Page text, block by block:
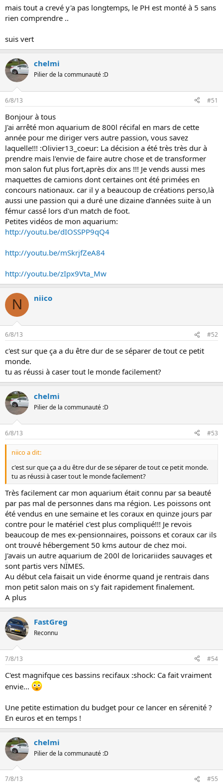
et non elles se mangent pas lol
mais tout a crevé y'a pas longtemps, le PH est monté à 5 sans
rien comprendre ..
suis vert
chelmi
Pilier de la communauté :D
6/8/13 #51
Bonjour à tous
J'ai arrêté mon aquarium de 800l récifal en mars de cette
année pour me diriger vers autre passion, vous savez
laquelle!!! :Olivier13_coeur: La décision a été très très dur à
prendre mais l'envie de faire autre chose et de transformer
mon salon fut plus fort,après dix ans !!! Je vends aussi mes
maquettes de camions dont certaines ont été primées en
concours nationaux. car il y a beaucoup de créations perso,là
aussi une passion qui a duré une dizaine d'années suite à un
fémur cassé lors d'un match de foot.
Petites vidéos de mon aquarium:
http://youtu.be/dIOSSPP9qQ4
http://youtu.be/mSkrjfZeA84
http://youtu.be/zIpx9Vta_Mw
N niico
6/8/13 #52
c'est sur que ça a du être dur de se séparer de tout ce petit
monde.
tu as réussi à caser tout le monde facilement?
chelmi
Pilier de la communauté :D
6/8/13 #53
niico a dit:
c'est sur que ça a du être dur de se séparer de tout ce petit monde.
tu as réussi à caser tout le monde facilement?
Très facilement car mon aquarium était connu par sa beauté
par pas mal de personnes dans ma région. Les poissons ont
été vendus en une semaine et les coraux en quinze jours par
contre pour le matériel c'est plus compliqué!!! Je revois
beaucoup de mes ex-pensionnaires, poissons et coraux car ils
ont trouvé hébergement 50 kms autour de chez moi.
J'avais un autre aquarium de 200l de loricariides sauvages et
sont partis vers NÏMES.
Au début cela faisait un vide énorme quand je rentrais dans
mon petit salon mais on s'y fait rapidement finalement.
A plus
FastGreg
Reconnu
7/8/13 #54
C'est magnifque ces bassins recifaux :shock: Ca fait vraiment
envie...
Une petite estimation du budget pour ce lancer en sérenité ?
En euros et en temps !
chelmi
Pilier de la communauté :D
7/8/13 #55